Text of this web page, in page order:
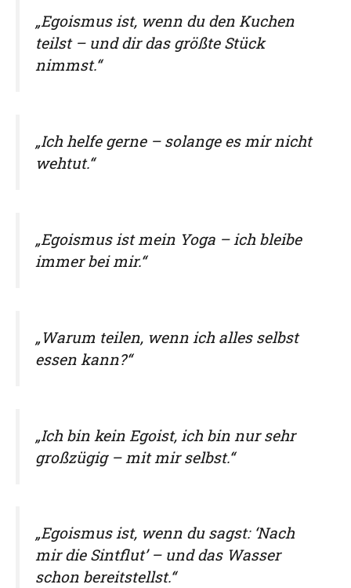
„Egoismus ist, wenn du den Kuchen
teilst – und dir das größte Stück
nimmst.“
„Ich helfe gerne – solange es mir nicht
wehtut.“
„Egoismus ist mein Yoga – ich bleibe
immer bei mir.“
„Warum teilen, wenn ich alles selbst
essen kann?“
„Ich bin kein Egoist, ich bin nur sehr
großzügig – mit mir selbst.“
„Egoismus ist, wenn du sagst: ‘Nach
mir die Sintflut’ – und das Wasser
schon bereitstellst.“